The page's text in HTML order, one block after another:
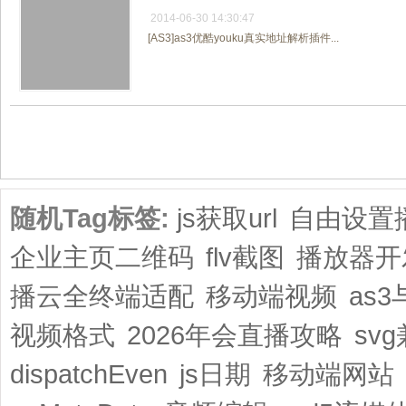
2014-06-30 14:30:47
[AS3]as3优酷youku真实地址解析插件...
随机Tag标签: js获取url 自由设置
企业主页二维码 flv截图 播放器
播云全终端适配 移动端视频 as3
视频格式 2026年会直播攻略 svg
dispatchEven js日期 移动端网站